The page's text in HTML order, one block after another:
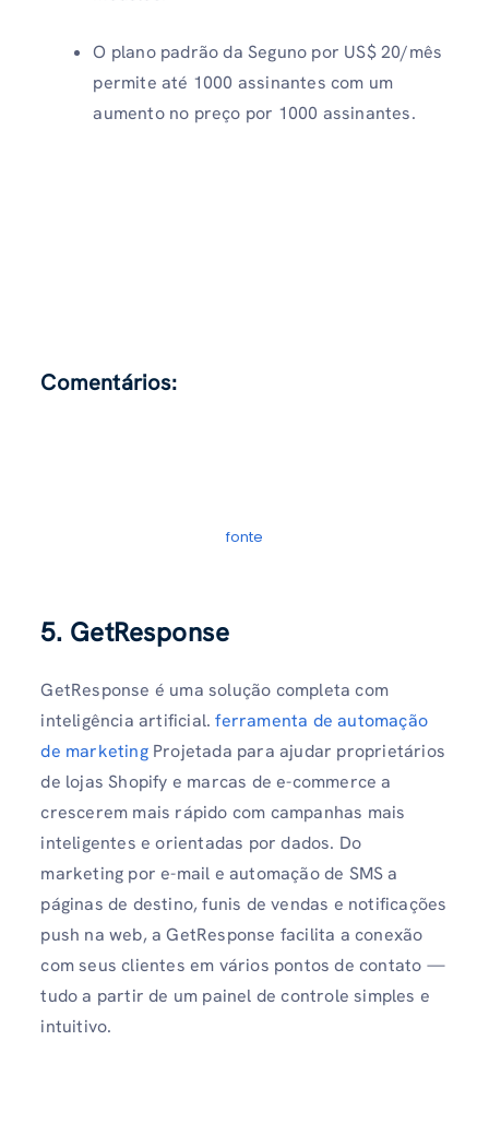
O plano padrão da Seguno por US$ 20/mês
permite até 1000 assinantes com um
aumento no preço por 1000 assinantes.
Comentários:
fonte
5. GetResponse
GetResponse é uma solução completa com
inteligência artificial.ferramenta de automação
de marketingProjetada para ajudar proprietários
de lojas Shopify e marcas de e-commerce a
crescerem mais rápido com campanhas mais
inteligentes e orientadas por dados. Do
marketing por e-mail e automação de SMS a
páginas de destino, funis de vendas e notificações
push na web, a GetResponse facilita a conexão
com seus clientes em vários pontos de contato —
tudo a partir de um painel de controle simples e
intuitivo.